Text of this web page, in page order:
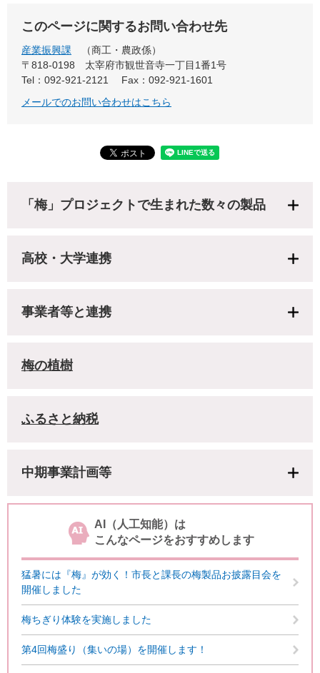
このページに関するお問い合わせ先
産業振興課
商工・農政係
〒818-0198
太宰府市観世音寺一丁目1番1号
Tel：092-921-2121
Fax：092-921-1601
メールでのお問い合わせはこちら
「梅」プロジェクトで生まれた数々の製品
高校・大学連携
事業者等と連携
梅の植樹
ふるさと納税
中期事業計画等
AI（人工知能）は
こんなページをおすすめします
猛暑には『梅』が効く！市長と課長の梅製品お披露目会を
開催しました
梅ちぎり体験を実施しました
第4回梅盛り（集いの場）を開催します！